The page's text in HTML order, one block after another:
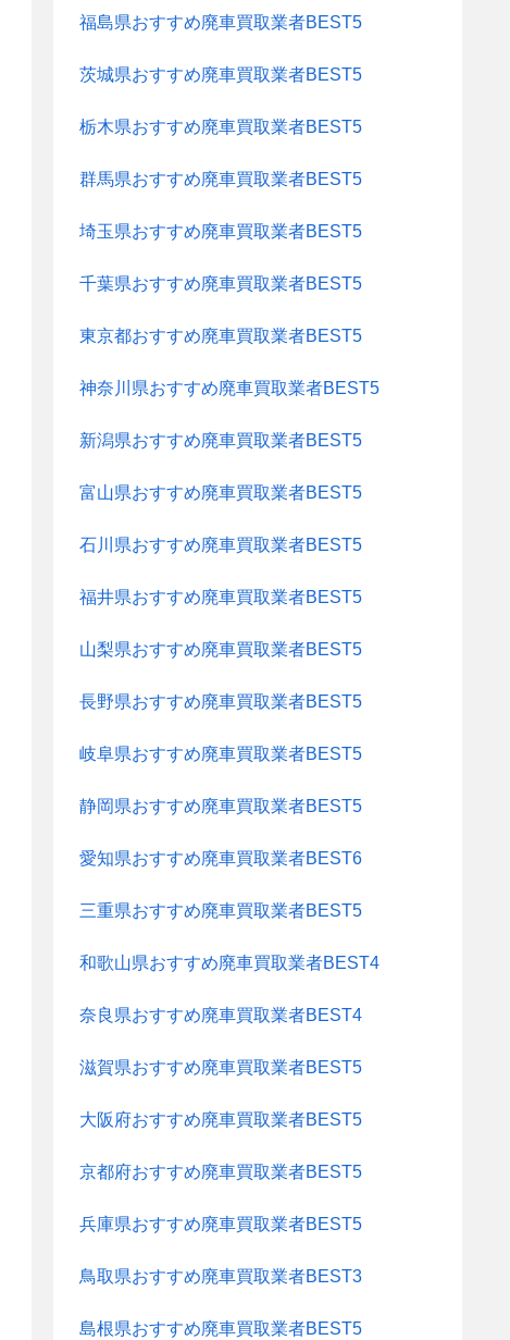
福島県おすすめ廃車買取業者BEST5
茨城県おすすめ廃車買取業者BEST5
栃木県おすすめ廃車買取業者BEST5
群馬県おすすめ廃車買取業者BEST5
埼玉県おすすめ廃車買取業者BEST5
千葉県おすすめ廃車買取業者BEST5
東京都おすすめ廃車買取業者BEST5
神奈川県おすすめ廃車買取業者BEST5
新潟県おすすめ廃車買取業者BEST5
富山県おすすめ廃車買取業者BEST5
石川県おすすめ廃車買取業者BEST5
福井県おすすめ廃車買取業者BEST5
山梨県おすすめ廃車買取業者BEST5
長野県おすすめ廃車買取業者BEST5
岐阜県おすすめ廃車買取業者BEST5
静岡県おすすめ廃車買取業者BEST5
愛知県おすすめ廃車買取業者BEST6
三重県おすすめ廃車買取業者BEST5
和歌山県おすすめ廃車買取業者BEST4
奈良県おすすめ廃車買取業者BEST4
滋賀県おすすめ廃車買取業者BEST5
大阪府おすすめ廃車買取業者BEST5
京都府おすすめ廃車買取業者BEST5
兵庫県おすすめ廃車買取業者BEST5
鳥取県おすすめ廃車買取業者BEST3
島根県おすすめ廃車買取業者BEST5